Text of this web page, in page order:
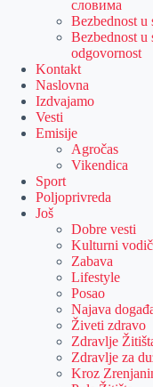
словима
Bezbednost u
Bezbednost u
odgovornost
Kontakt
Naslovna
Izdvajamo
Vesti
Emisije
Agročas
Vikendica
Sport
Poljoprivreda
Još
Dobre vesti
Kulturni vodič
Zabava
Lifestyle
Posao
Najava
Živeti zdravo
Zdravlje
Zdravlje za
Kroz